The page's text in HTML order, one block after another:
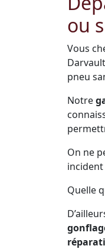
ou
Vous
pneu
Notre
On ne
Quelle